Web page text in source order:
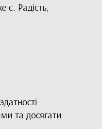
є. Радість,
та досягати